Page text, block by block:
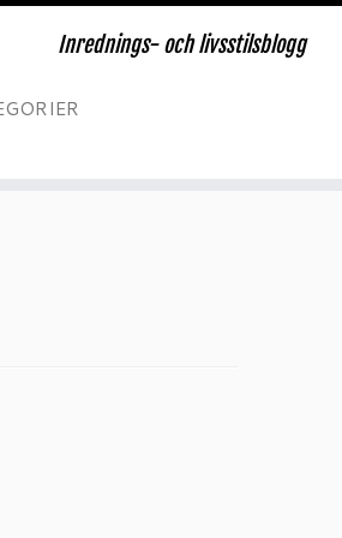
Inrednings- och livsstilsblogg